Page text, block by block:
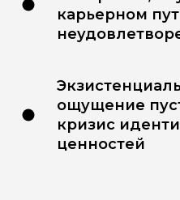
карьерном
ощущение
кризис
ценностей